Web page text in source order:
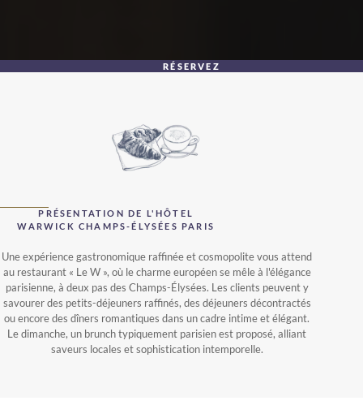
RÉSERVEZ
PRÉSENTATION DE L'HÔTEL
WARWICK CHAMPS-ÉLYSÉES PARIS
Une expérience gastronomique raffinée et cosmopolite vous attend
au restaurant « Le W », où le charme européen se mêle à l'élégance
parisienne, à deux pas des Champs-Élysées. Les clients peuvent y
savourer des petits-déjeuners raffinés, des déjeuners décontractés
ou encore des dîners romantiques dans un cadre intime et élégant.
Le dimanche, un brunch typiquement parisien est proposé, alliant
saveurs locales et sophistication intemporelle.